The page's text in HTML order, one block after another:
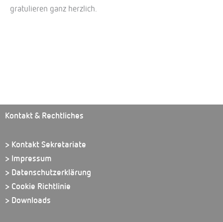
gratulieren ganz herzlich.
Kontakt & Rechtliches
> Kontakt Sekretariate
> Impressum
> Datenschutzerklärung
> Cookie Richtlinie
> Downloads